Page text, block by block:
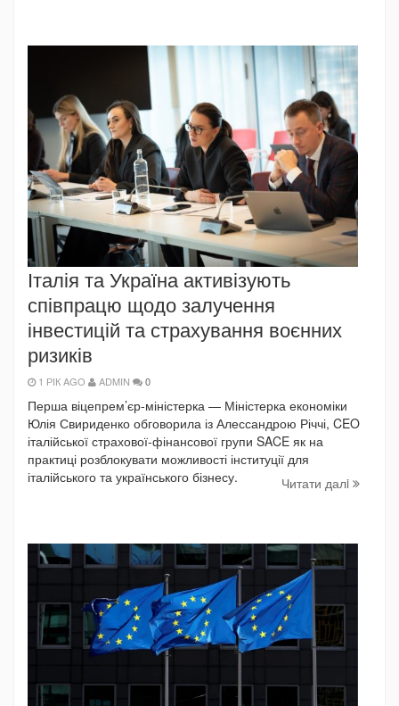
Італія та Україна активізують
співпрацю щодо залучення
інвестицій та страхування воєнних
ризиків
1 РІК AGO ADMIN 0
Перша віцепрем’єр-міністерка — Міністерка економіки
Юлія Свириденко обговорила із Алессандрою Річчі, CEO
італійської страхової-фінансової групи SACE як на
практиці розблокувати можливості інституції для
італійського та українського бізнесу.
Читати далi